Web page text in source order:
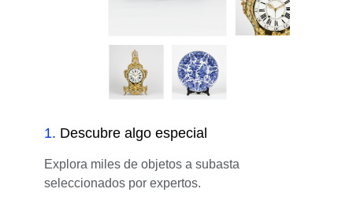
1. Descubre algo especial
Explora miles de objetos a subasta
seleccionados por expertos.